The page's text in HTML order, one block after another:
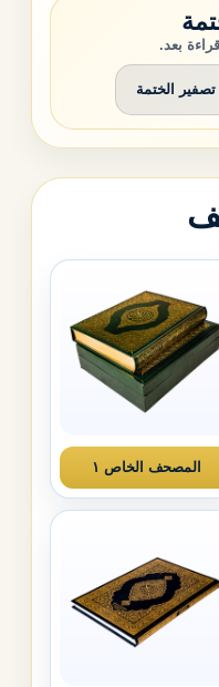
بعد.
تصفير الختمة
المصحف الخاص ١